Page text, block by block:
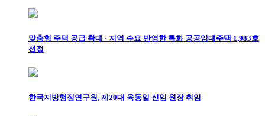
맞춤형 주택 공급 확대 · 지역 수요 반영한 특화 공공임대주택 1,983호
선정
한국지방행정연구원, 제20대 육동일 신임 원장 취임